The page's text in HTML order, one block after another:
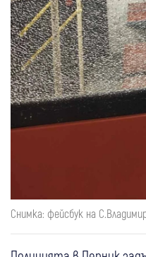
Снимка: фейсбук на